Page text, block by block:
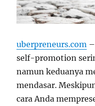
uberpreneurs.com
self-promotion
namun keduanya
mendasar.
cara Anda